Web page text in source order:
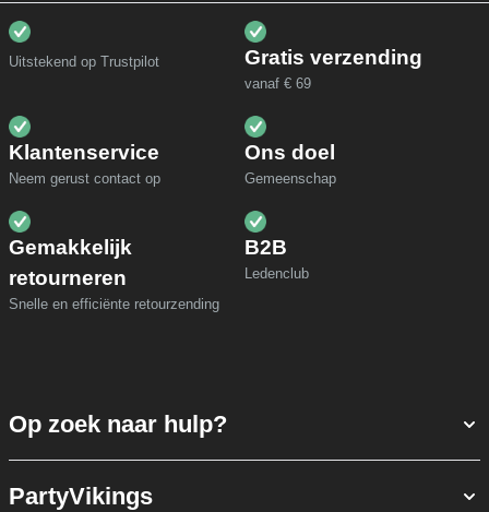
Uitstekend op Trustpilot Gratis verzending
vanaf € 69
Klantenservice
Neem gerust contact op
Ons doel
Gemeenschap
Gemakkelijk
retourneren
Snelle en efficiënte retourzending
B2B
Ledenclub
Op zoek naar hulp?
PartyVikings